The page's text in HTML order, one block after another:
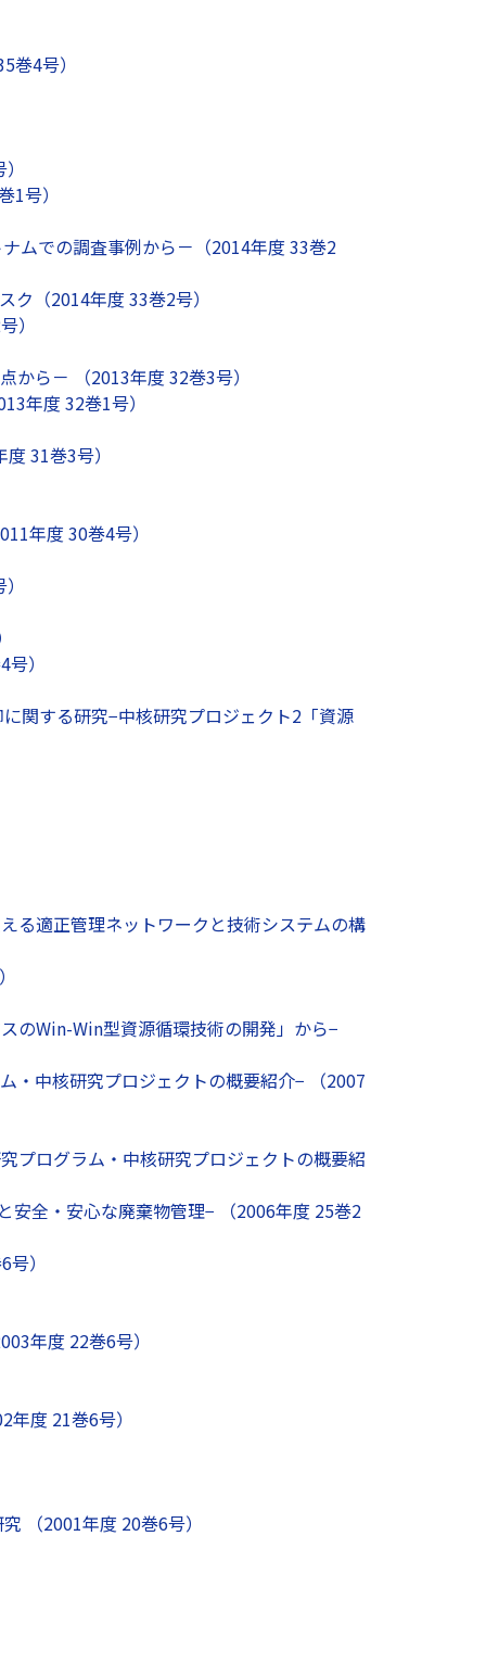
4号）
号）
ムでの調査事例から－（2014年度 33巻2
（2014年度 33巻2号）
）
ら－ （2013年度 32巻3号）
年度 32巻1号）
31巻3号）
年度 30巻4号）
）
関する研究−中核研究プロジェクト2「資源
る適正管理ネットワークと技術システムの構
のWin-Win型資源循環技術の開発」から−
・中核研究プロジェクトの概要紹介− （2007
プログラム・中核研究プロジェクトの概要紹
安全・安心な廃棄物管理− （2006年度 25巻2
）
年度 22巻6号）
度 21巻6号）
（2001年度 20巻6号）